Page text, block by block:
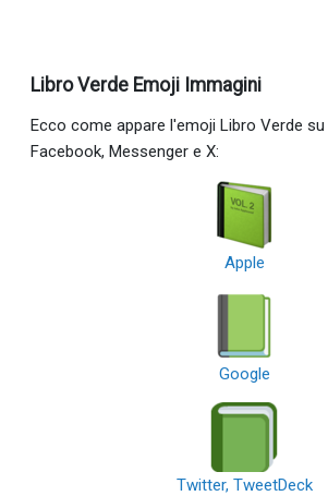
Libro Verde Emoji Immagini
Ecco come appare l'emoji Libro Verde su
Facebook, Messenger e X:
Apple
Google
Twitter, TweetDeck